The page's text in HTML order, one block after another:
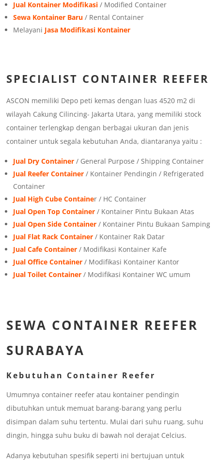
Jual Kontainer Modifikasi / Modified Container
Sewa Kontainer Baru / Rental Container
Melayani Jasa Modifikasi Kontainer
SPECIALIST CONTAINER REEFER
ASCON memiliki Depo peti kemas dengan luas 4520 m2 di
wilayah Cakung Cilincing- Jakarta Utara, yang memiliki stock
container terlengkap dengan berbagai ukuran dan jenis
container untuk segala kebutuhan Anda, diantaranya yaitu :
Jual Dry Container / General Purpose / Shipping Container
Jual Reefer Container / Kontainer Pendingin / Refrigerated
Container
Jual High Cube Container / HC Container
Jual Open Top Container / Kontainer Pintu Bukaan Atas
Jual Open Side Container / Kontainer Pintu Bukaan Samping
Jual Flat Rack Container / Kontainer Rak Datar
Jual Cafe Container / Modifikasi Kontainer Kafe
Jual Office Container / Modifikasi Kontainer Kantor
Jual Toilet Container / Modifikasi Kontainer WC umum
SEWA CONTAINER REEFER
SURABAYA
Kebutuhan Container Reefer
Umumnya container reefer atau kontainer pendingin
dibutuhkan untuk memuat barang-barang yang perlu
disimpan dalam suhu tertentu. Mulai dari suhu ruang, suhu
dingin, hingga suhu buku di bawah nol derajat Celcius.
Adanya kebutuhan spesifik seperti ini bertujuan untuk